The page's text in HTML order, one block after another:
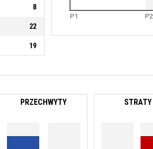
8
22
19
P1 P2
PRZECHWYTY STRATY